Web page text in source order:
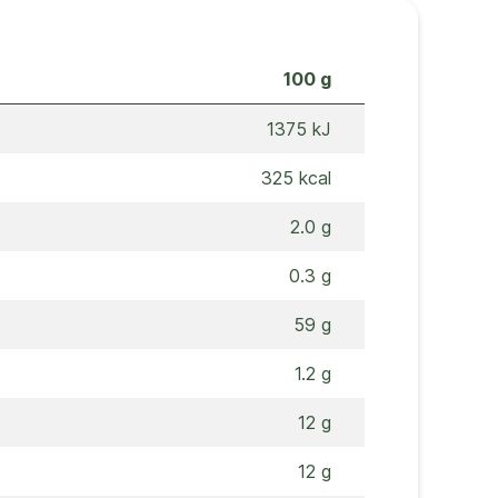
100 g
1375 kJ
325 kcal
2.0 g
0.3 g
59 g
1.2 g
12 g
12 g